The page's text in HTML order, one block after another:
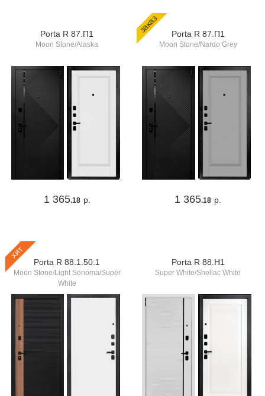
Porta R 87.П1
Moon Stone/Alaska
1 365.18 р.
заказ Porta R 87.П1
Moon Stone/Nardo Grey
1 365.18 р.
хит
Porta R 88.1.50.1
Moon Stone/Light Sonoma/Super
White
Porta R 88.Н1
Super White/Shellac White